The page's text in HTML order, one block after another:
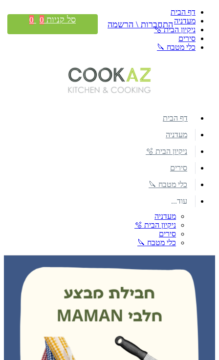
דף הבית
מעדניה
ניקיון הבית 🫧
סירים
כלי מטבח 🔪
התחברות \ הרשמה סל קניות 0
0
דף הבית
מעדניה
ניקיון הבית 🫧
סירים
כלי מטבח 🔪
עוד...
מעדניה
ניקיון הבית 🫧
סירים
כלי מטבח 🔪